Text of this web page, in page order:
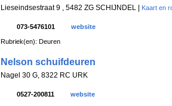
Lieseindsestraat 9 , 5482 ZG SCHIJNDEL | Kaart en
073-5476101 website
Rubriek(en): Deuren
Nelson schuifdeuren
Nagel 30 G, 8322 RC URK
0527-200811 website